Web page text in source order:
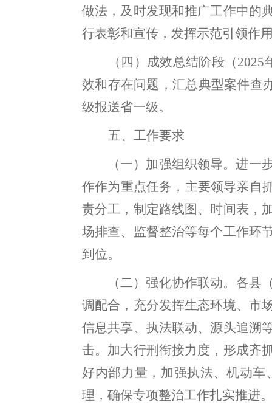
做法，及时发现和推广工作中的
行表彰和宣传，发挥示范引领作
（四）成效总结阶段（2025
效和存在问题 ， 汇总典型案件查
级报送省一级。
五、 工作要求
（一）加强组织领导。进一
作作为重点任务，主要领导亲自
责分工 ， 制定路线图、时间表，
场排查、监督整治等每个工作环
到位。
（二）强化协作联动。 各县
调配合 ， 充分发挥生态环境、市
信息共享、执法联动、源头追溯
击。加大行刑衔接力度 ， 形成齐
好内部力量 ， 加强执法、机动车
理，确保专项整治工作扎实推进